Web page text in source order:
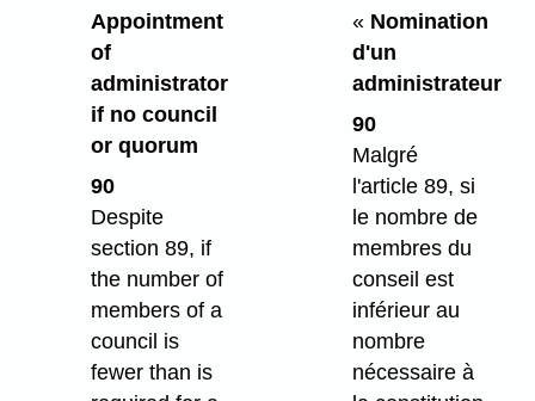
Appointment
of
administrator
if no council
or quorum
90
Despite
section 89, if
the number of
members of a
council is
fewer than is
« Nomination
d'un
administrateur
90
Malgré
l'article 89, si
le nombre de
membres du
conseil est
inférieur au
nombre
nécessaire à